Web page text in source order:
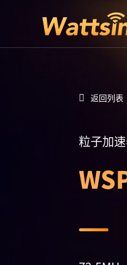
返回列表
粒子加